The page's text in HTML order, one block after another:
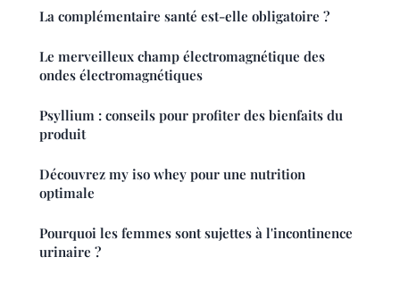
La complémentaire santé est-elle obligatoire ?
Le merveilleux champ électromagnétique des
ondes électromagnétiques
Psyllium : conseils pour profiter des bienfaits du
produit
Découvrez my iso whey pour une nutrition
optimale
Pourquoi les femmes sont sujettes à l'incontinence
urinaire ?